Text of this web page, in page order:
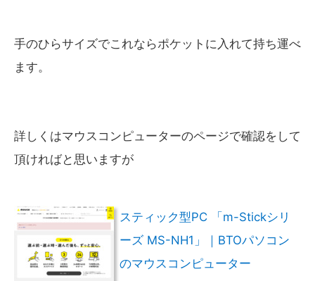
手のひらサイズでこれならポケットに入れて持ち運べ
ます。
詳しくはマウスコンピューターのページで確認をして
頂ければと思いますが
スティック型PC 「m-Stickシリ
ーズ MS-NH1」｜BTOパソコン
のマウスコンピューター